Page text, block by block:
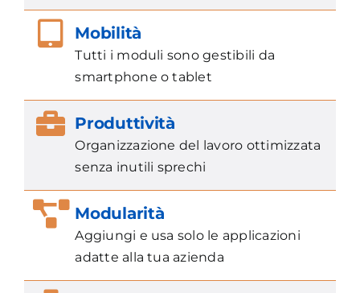
Mobilità
Tutti i moduli sono gestibili da
smartphone o tablet
Produttività
Organizzazione del lavoro ottimizzata
senza inutili sprechi
Modularità
Aggiungi e usa solo le applicazioni
adatte alla tua azienda